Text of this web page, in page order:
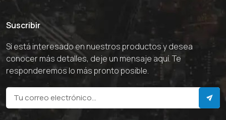
Suscribir
Si está interesado en nuestros productos y desea
conocer más detalles, deje un mensaje aquí. Te
responderemos lo más pronto posible.